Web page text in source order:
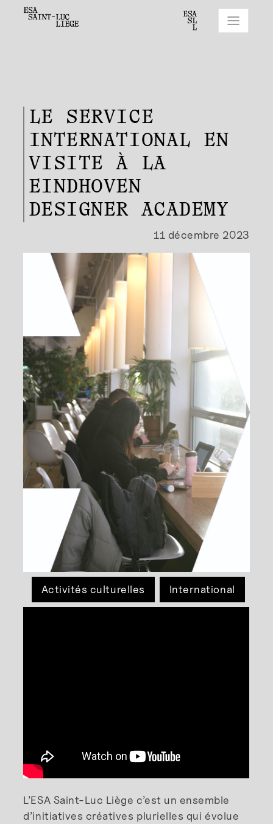
LE SERVICE
INTERNATIONAL EN
VISITE À LA
EINDHOVEN
DESIGNER ACADEMY
11 décembre 2023
Activités culturelles International
L’ESA Saint-Luc Liège c’est un ensemble
d’initiatives créatives plurielles qui évolue